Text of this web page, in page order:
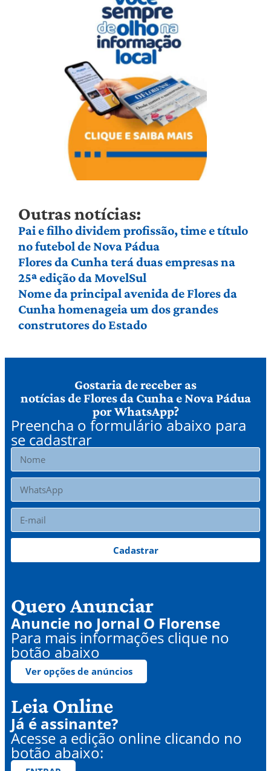
Outras notícias:
Pai e filho dividem profissão, time e título
no futebol de Nova Pádua
Flores da Cunha terá duas empresas na
25ª edição da MovelSul
Nome da principal avenida de Flores da
Cunha homenageia um dos grandes
construtores do Estado
Gostaria de receber as
notícias de Flores da Cunha e Nova Pádua
por WhatsApp?
Preencha o formulário abaixo para
se cadastrar
Cadastrar
Quero Anunciar
Anuncie no Jornal O Florense
Para mais informações clique no
botão abaixo
Ver opções de anúncios
Leia Online
Já é assinante?
Acesse a edição online clicando no
botão abaixo: